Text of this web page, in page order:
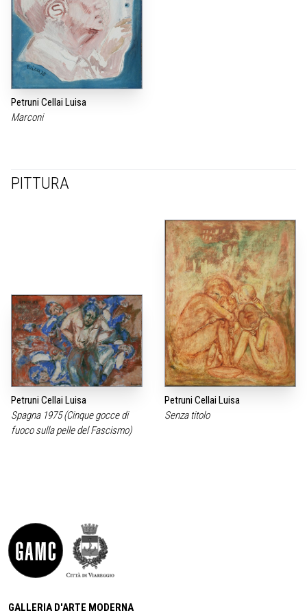
Petruni Cellai Luisa
Marconi
PITTURA
Petruni Cellai Luisa
Spagna 1975 (Cinque gocce di
fuoco sulla pelle del Fascismo)
Petruni Cellai Luisa
Senza titolo
GALLERIA D'ARTE MODERNA